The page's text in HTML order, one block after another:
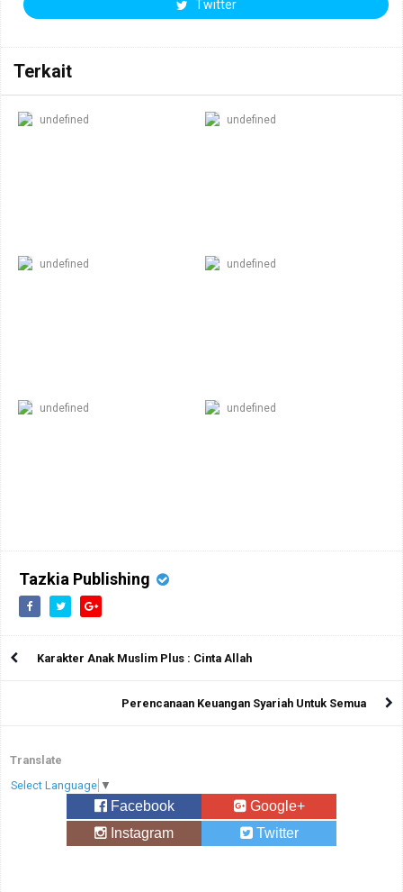
Twitter
Terkait
undefined undefined
undefined undefined
undefined undefined
Tazkia Publishing
Karakter Anak Muslim Plus : Cinta Allah
Perencanaan Keuangan Syariah Untuk Semua
Translate
Select Language ▼
Facebook
Google+
Instagram
Twitter